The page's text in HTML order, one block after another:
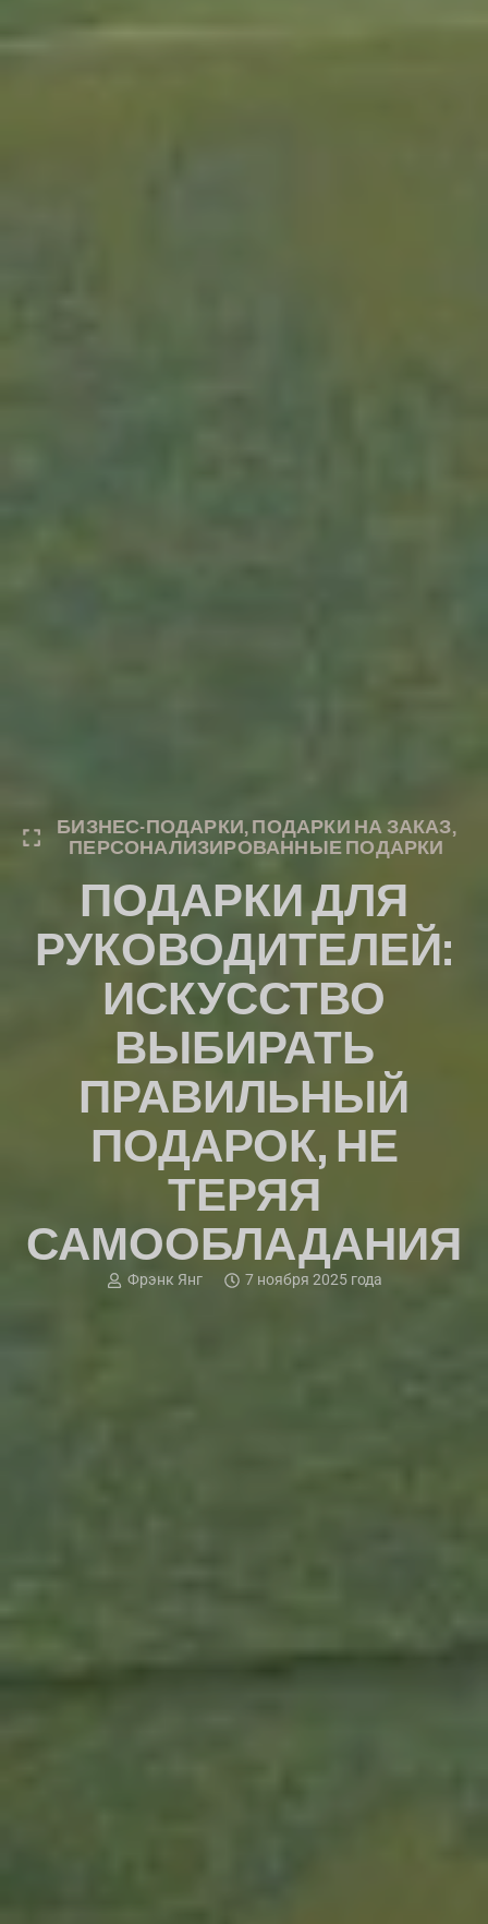
БИЗНЕС-ПОДАРКИ,ПОДАРКИ НА ЗАКАЗ,
ПЕРСОНАЛИЗИРОВАННЫЕ ПОДАРКИ
ПОДАРКИ ДЛЯ
РУКОВОДИТЕЛЕЙ:
ИСКУССТВО
ВЫБИРАТЬ
ПРАВИЛЬНЫЙ
ПОДАРОК, НЕ
ТЕРЯЯ
САМООБЛАДАНИЯ
Фрэнк Янг 7 ноября 2025 года